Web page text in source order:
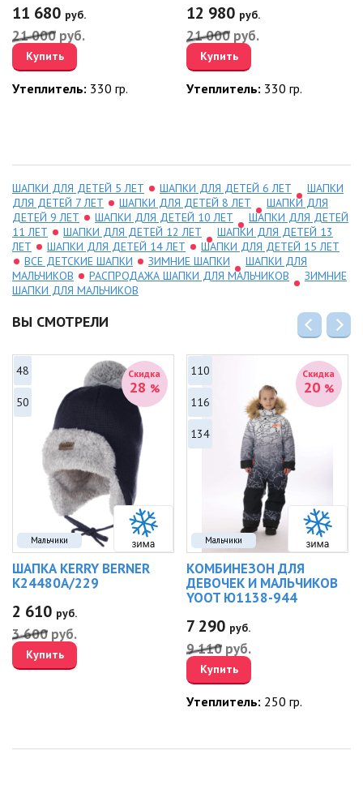
11 680 руб.
21 000 руб.
Купить
Утеплитель: 330 гр.
12 980 руб.
21 000 руб.
Купить
Утеплитель: 330 гр.
ШАПКИ ДЛЯ ДЕТЕЙ 5 ЛЕТ ШАПКИ ДЛЯ ДЕТЕЙ 6 ЛЕТ
ШАПКИ
ДЛЯ ДЕТЕЙ 7 ЛЕТ
ШАПКИ ДЛЯ ДЕТЕЙ 8 ЛЕТ
ШАПКИ ДЛЯ
ДЕТЕЙ 9 ЛЕТ
ШАПКИ ДЛЯ ДЕТЕЙ 10 ЛЕТ
ШАПКИ ДЛЯ ДЕТЕЙ
11 ЛЕТ
ШАПКИ ДЛЯ ДЕТЕЙ 12 ЛЕТ
ШАПКИ ДЛЯ ДЕТЕЙ 13
ЛЕТ
ШАПКИ ДЛЯ ДЕТЕЙ 14 ЛЕТ
ШАПКИ ДЛЯ ДЕТЕЙ 15 ЛЕТ
ВСЕ ДЕТСКИЕ ШАПКИ
ЗИМНИЕ ШАПКИ
ШАПКИ ДЛЯ
МАЛЬЧИКОВ
РАСПРОДАЖА ШАПКИ ДЛЯ МАЛЬЧИКОВ
ЗИМНИЕ
ШАПКИ ДЛЯ МАЛЬЧИКОВ
ВЫ СМОТРЕЛИ
Мальчики
Скидка
28 %
48
50
ШАПКА KERRY BERNER
K24480A/229
2 610 руб.
3 600 руб.
Купить
Мальчики
Скидка
20 %
110
116
134
КОМБИНЕЗОН ДЛЯ
ДЕВОЧЕК И МАЛЬЧИКОВ
YOOT Ю1138-944
7 290 руб.
9 110 руб.
Купить
Утеплитель: 250 гр.